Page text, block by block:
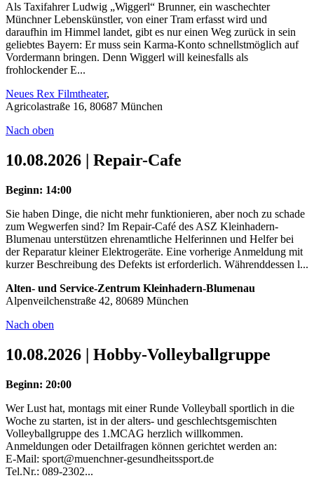
Als Taxifahrer Ludwig „Wiggerl“ Brunner, ein waschechter
Münchner Lebenskünstler, von einer Tram erfasst wird und
daraufhin im Himmel landet, gibt es nur einen Weg zurück in sein
geliebtes Bayern: Er muss sein Karma-Konto schnellstmöglich auf
Vordermann bringen. Denn Wiggerl will keinesfalls als
frohlockender E...
Neues Rex Filmtheater,
Agricolastraße 16, 80687 München
Nach oben
10.08.2026 | Repair-Cafe
Beginn: 14:00
Sie haben Dinge, die nicht mehr funktionieren, aber noch zu schade
zum Wegwerfen sind? Im Repair-Café des ASZ Kleinhadern-
Blumenau unterstützen ehrenamtliche Helferinnen und Helfer bei
der Reparatur kleiner Elektrogeräte. Eine vorherige Anmeldung mit
kurzer Beschreibung des Defekts ist erforderlich. Währenddessen l...
Alten- und Service-Zentrum Kleinhadern-Blumenau
Alpenveilchenstraße 42, 80689 München
Nach oben
10.08.2026 | Hobby-Volleyballgruppe
Beginn: 20:00
Wer Lust hat, montags mit einer Runde Volleyball sportlich in die
Woche zu starten, ist in der alters- und geschlechtsgemischten
Volleyballgruppe des 1.MCAG herzlich willkommen.
Anmeldungen oder Detailfragen können gerichtet werden an:
E-Mail: sport@muenchner-gesundheitssport.de
Tel.Nr.: 089-2302...